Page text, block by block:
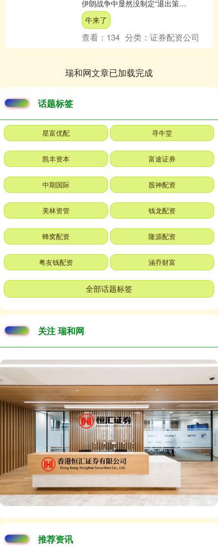
伊朗战争中显然没制定“退出策
略”，“（美国）整个国家正遭受伊朗领导
层的羞辱”。 图为德国....
牛来了
查看： 134 分类：证券配资公司
瑞和网文章已加载完成
话题标签
星富优配 寻牛堂
凯丰资本 富途证券
中期国际 股神配资
美林资管 钱龙配资
蜂窝配资 隆源配资
粤友钱配资 涵乔财富
全部话题标签
关注 瑞和网
推荐资讯